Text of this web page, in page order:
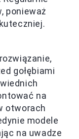
ponieważ
gołębiami
na
otworach
modele
na uwadze